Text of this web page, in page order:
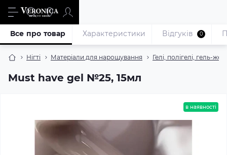
Нігті Матеріали для нарощування Гелі, полігелі, гель-
Must have gel №25, 15мл
Все про товар Характеристики Відгуків 0
в наявності